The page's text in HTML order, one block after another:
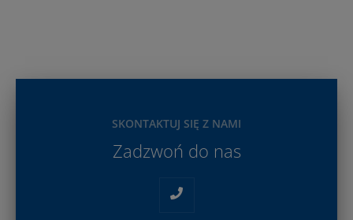
SKONTAKTUJ SIĘ Z NAMI
Zadzwoń do nas